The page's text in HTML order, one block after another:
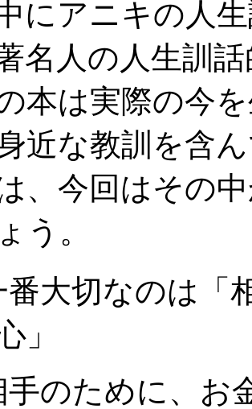
にアニキの人
名人の人生訓
本は実際の今
近な教訓を含
、今回はその
う。
番大切なのは
」
手のために、